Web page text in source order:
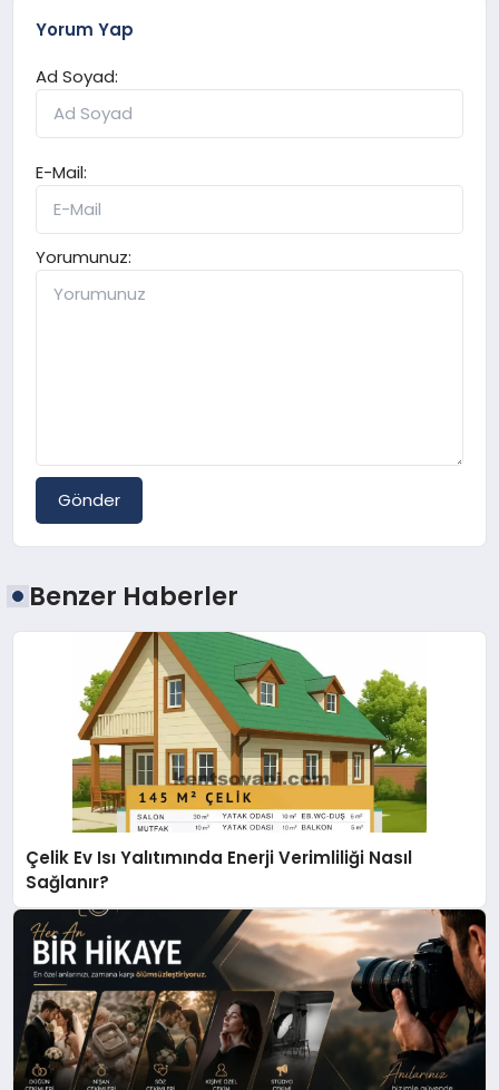
Yorum Yap
Ad Soyad:
E-Mail:
Yorumunuz:
Gönder
Benzer Haberler
Çelik Ev Isı Yalıtımında Enerji Verimliliği Nasıl
Sağlanır?